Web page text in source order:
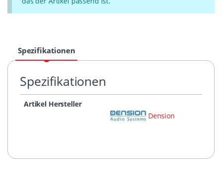
Spezifikationen
Spezifikationen
Artikel Hersteller
Dension